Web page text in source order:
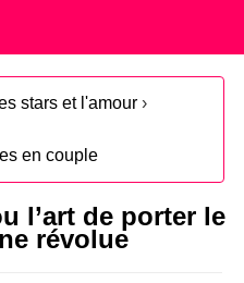
stars et l'amour ›
en couple
l’art de porter le
révolue